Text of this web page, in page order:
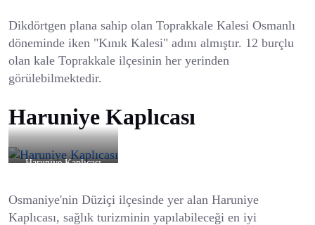
Dikdörtgen plana sahip olan Toprakkale Kalesi Osmanlı
döneminde iken "Kınık Kalesi" adını almıştır. 12 burçlu
olan kale Toprakkale ilçesinin her yerinden
görülebilmektedir.
Haruniye Kaplıcası
Haruniye Kaplıcası
Osmaniye'nin Düziçi ilçesinde yer alan Haruniye
Kaplıcası, sağlık turizminin yapılabileceği en iyi